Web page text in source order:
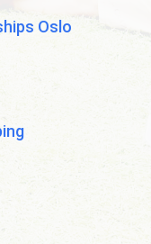
Oslo